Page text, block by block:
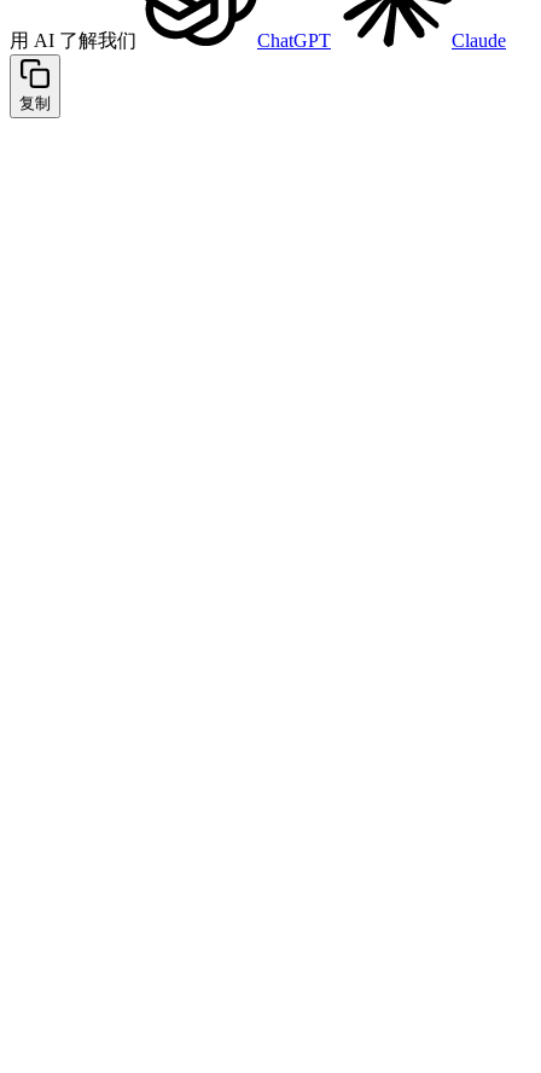
用 AI 了解我们 ChatGPT Claude
复制